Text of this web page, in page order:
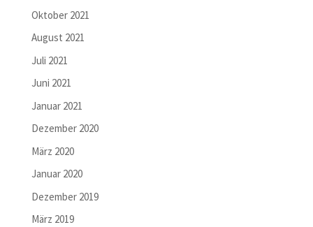
Oktober 2021
August 2021
Juli 2021
Juni 2021
Januar 2021
Dezember 2020
März 2020
Januar 2020
Dezember 2019
März 2019